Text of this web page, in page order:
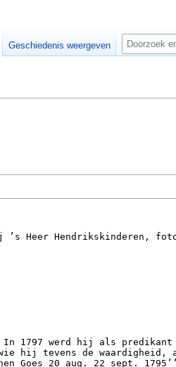
Geschiedenis weergeven
Z
e